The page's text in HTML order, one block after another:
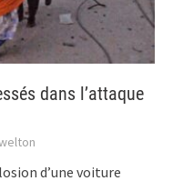
dans l’attaque
d’une voiture